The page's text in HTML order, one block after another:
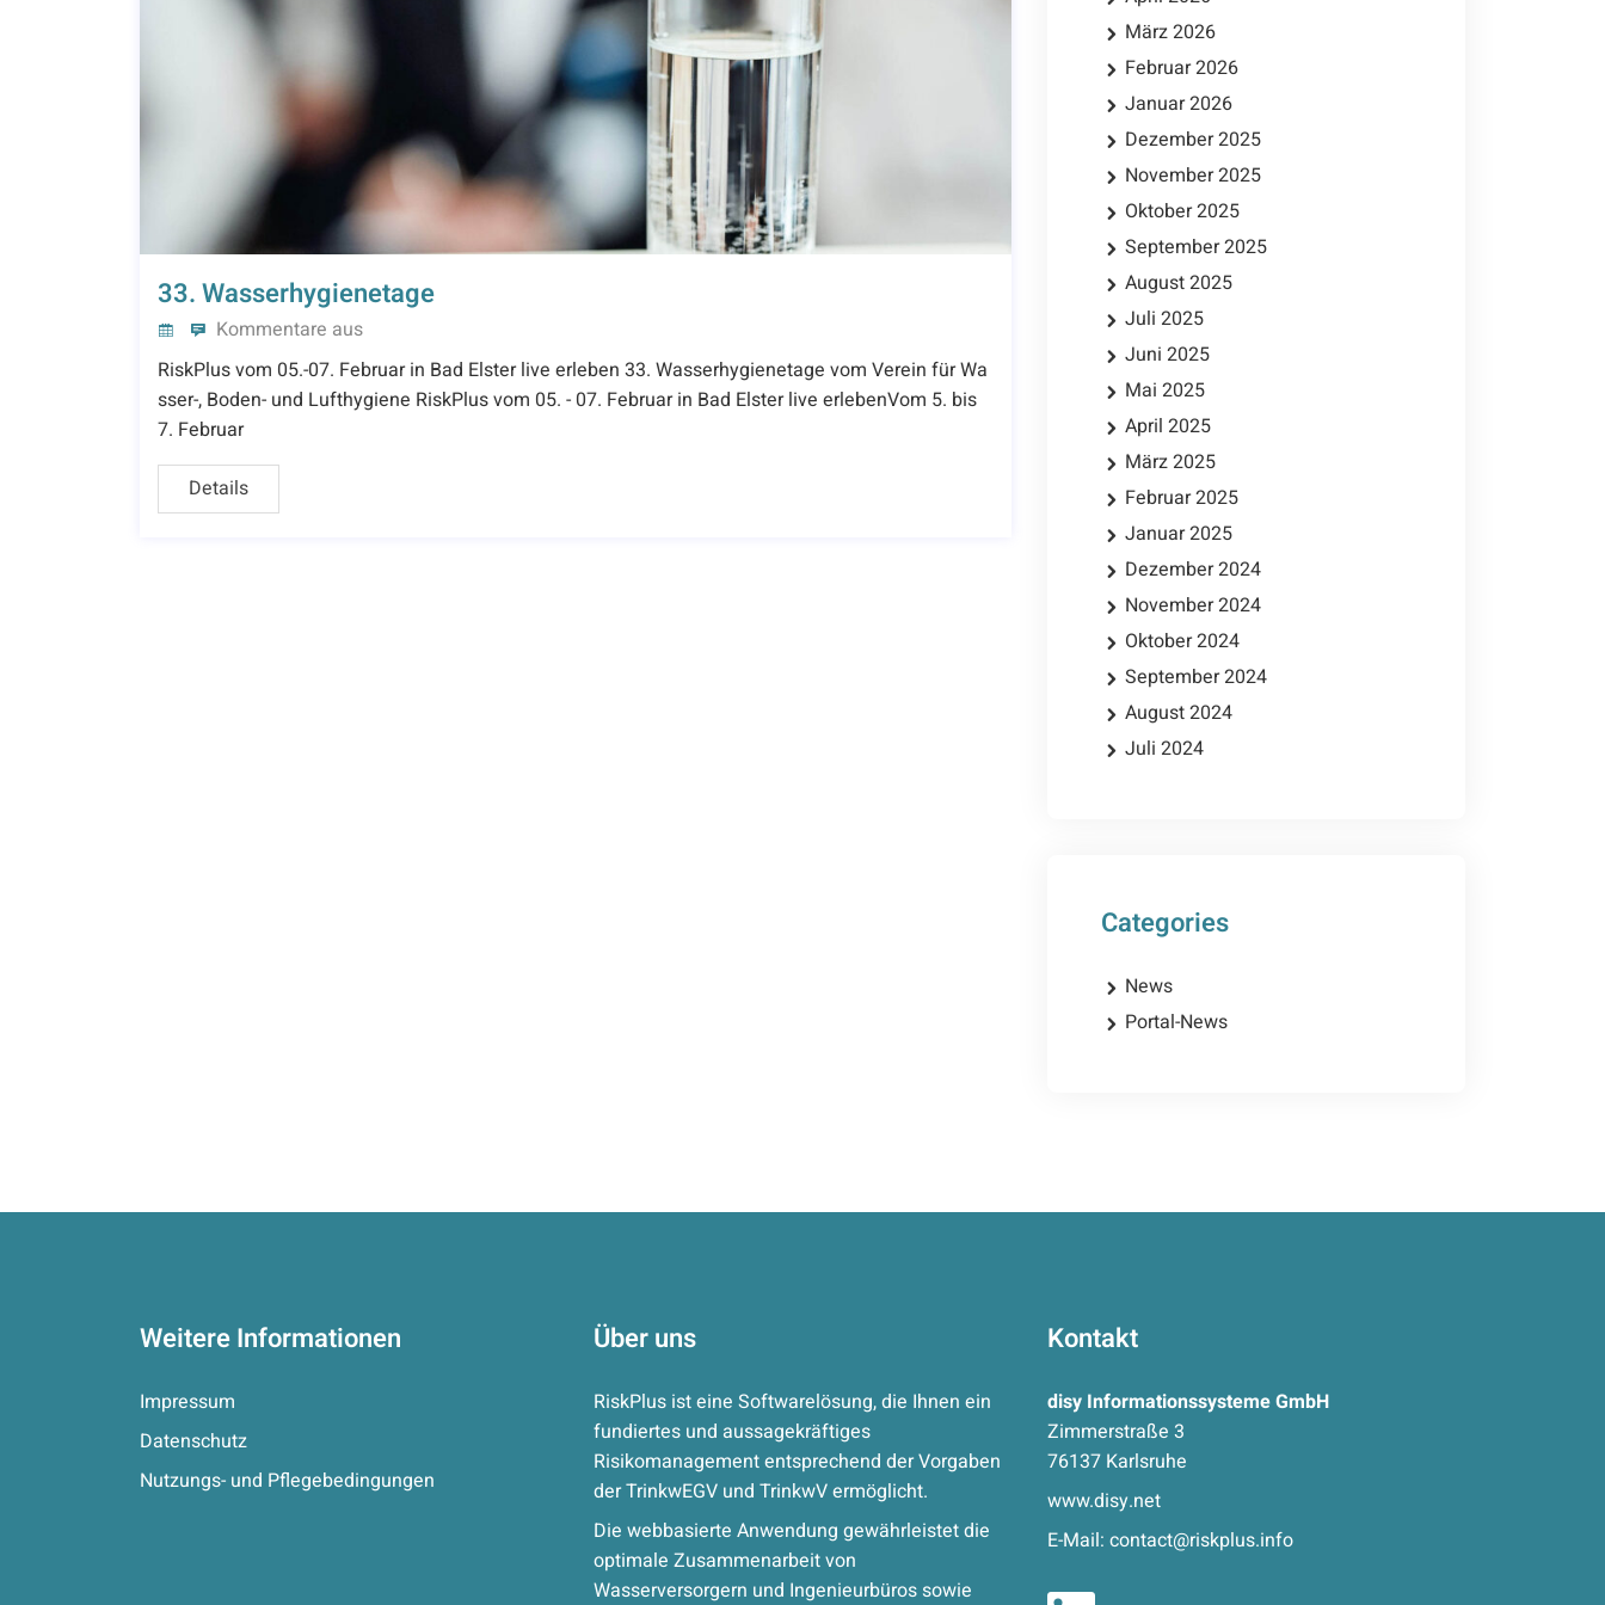
33. Wasserhygienetage
Kommentare aus
RiskPlus vom 05.-07. Februar in Bad Elster live erleben 33. Wasserhygienetage vom Verein für Wa
sser-, Boden- und Lufthygiene RiskPlus vom 05. - 07. Februar in Bad Elster live erlebenVom 5. bis
7. Februar
Details
März 2026
Februar 2026
Januar 2026
Dezember 2025
November 2025
Oktober 2025
September 2025
August 2025
Juli 2025
Juni 2025
Mai 2025
April 2025
März 2025
Februar 2025
Januar 2025
Dezember 2024
November 2024
Oktober 2024
September 2024
August 2024
Juli 2024
Categories
News
Portal-News
Weitere Informationen
Impressum
Datenschutz
Nutzungs- und Pflegebedingungen
Über uns
RiskPlus ist eine Softwarelösung, die Ihnen ein
fundiertes und aussagekräftiges
Risikomanagement entsprechend der Vorgaben
der TrinkwEGV und TrinkwV ermöglicht.
Die webbasierte Anwendung gewährleistet die
optimale Zusammenarbeit von
Wasserversorgern und Ingenieurbüros sowie
Kontakt
disy Informationssysteme GmbH
Zimmerstraße 3
76137 Karlsruhe
www.disy.net
E-Mail: contact@riskplus.info